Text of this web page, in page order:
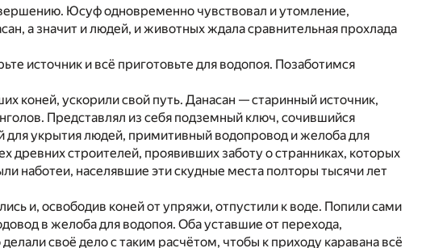
Юсуф одновременно чувствовал и утомление,
а значит и людей, и животных ждала сравнительная прохлада
источник и всё приготовьте для водопоя. Позаботимся
коней, ускорили свой путь. Данасан — старинный источник,
Представлял из себя подземный ключ, сочившийся
для укрытия людей, примитивный водопровод и желоба для
древних строителей, проявивших заботу о странниках, которых
наботеи, населявшие эти скудные места полторы тысячи лет
и, освободив коней от упряжи, отпустили к воде. Попили сами
в желоба для водопоя. Оба уставшие от перехода,
своё дело с таким расчётом, чтобы к приходу каравана всё